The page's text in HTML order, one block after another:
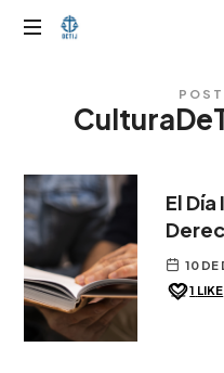
OTIJobservador
El
10 DE
1 LIKE